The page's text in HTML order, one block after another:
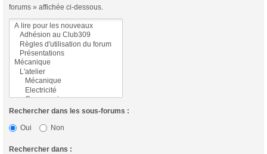
forums » affichée ci-dessous.
Rechercher dans les sous-forums :
Oui
Non
Rechercher dans :